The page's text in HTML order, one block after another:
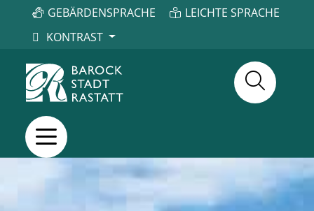
GEBÄRDENSPRACHE
LEICHTE SPRACHE
KONTRAST